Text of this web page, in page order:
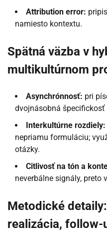
Attribution error:
namiesto kontextu.
Spätná väzba v
multikultúrnom
Asynchrónnosť: pri
dvojnásobná
Interkultúrne rozdiely:
nepriamu formuláciu;
otázky.
Citlivosť na tón a
neverbálne signály, preto
Metodické
realizácia, follow-